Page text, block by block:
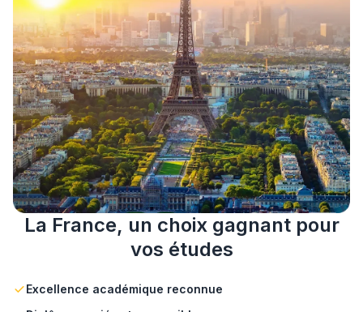
La France, un choix gagnant pour
vos études
Excellence académique reconnue